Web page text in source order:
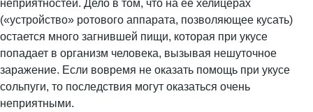
неприятностей. Дело в том, что на ее хелицерах
(«устройство» ротового аппарата, позволяющее кусать)
остается много загнившей пищи, которая при укусе
попадает в организм человека, вызывая нешуточное
заражение. Если вовремя не оказать помощь при укусе
сольпуги, то последствия могут оказаться очень
неприятными.